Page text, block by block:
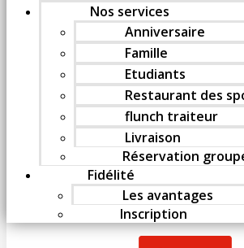
Nos services
Anniversaire
Famille
Etudiants
Restaurant des
flunch traiteur
Livraison
Réservation
Fidélité
Les avantages
Inscription